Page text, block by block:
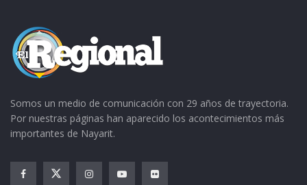
Somos un medio de comunicación con 29 años de trayectoria.
Por nuestras páginas han aparecido los acontecimientos más
importantes de Nayarit.